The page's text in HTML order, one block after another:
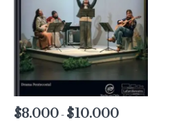
$8.000- $10.000Rango